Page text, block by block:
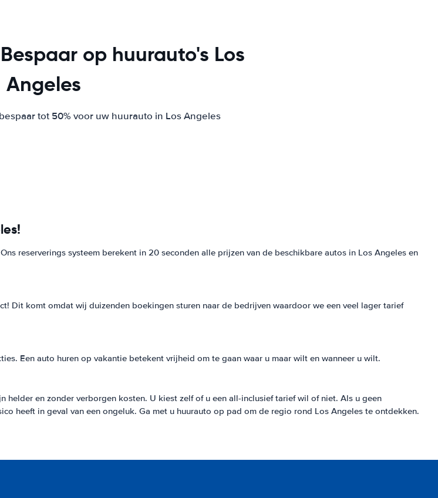
op huurauto's Los
Angeles
tot 50% voor uw huurauto in Los Angeles
reserverings systeem berekent in 20 seconden alle prijzen van de beschikbare autos in Los Angeles en
Dit komt omdat wij duizenden boekingen sturen naar de bedrijven waardoor we een veel lager tarief
Een auto huren op vakantie betekent vrijheid om te gaan waar u maar wilt en wanneer u wilt.
en zonder verborgen kosten. U kiest zelf of u een all-inclusief tarief wil of niet. Als u geen
heeft in geval van een ongeluk. Ga met u huurauto op pad om de regio rond Los Angeles te ontdekken.